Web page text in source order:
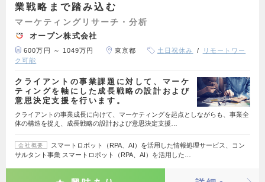
業戦略まで踏み込む
マーケティングリサーチ・分析
オープン株式会社
600万円 ～ 1049万円 東京都 土日祝休み
リモートワー
ク可能
クライアントの事業課題に対して、マーケ
ティングを軸にした成長戦略の設計および
意思決定支援を行います。
クライアントの事業成長に向けて、マーケティングを起点としながらも、事業全
体の構造を捉え、成長戦略の設計および意思決定支援…
会社概要
スマートロボット（RPA、AI）を活用した情報処理サービス、コン
サルタント事業 スマートロボット（RPA、AI）を活用した…